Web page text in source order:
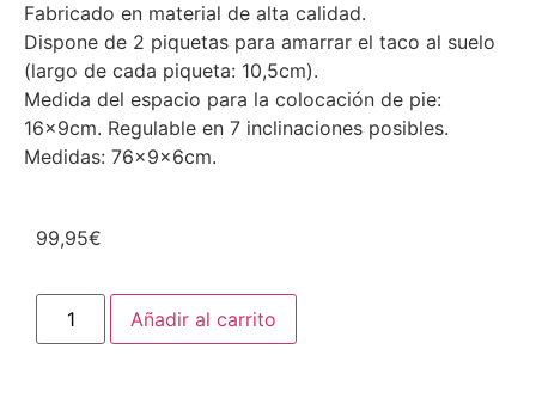
Fabricado en material de alta calidad.
Dispone de 2 piquetas para amarrar el taco al suelo
(largo de cada piqueta: 10,5cm).
Medida del espacio para la colocación de pie:
16x9cm. Regulable en 7 inclinaciones posibles.
Medidas: 76x9x6cm.
99,95€
Añadir al carrito